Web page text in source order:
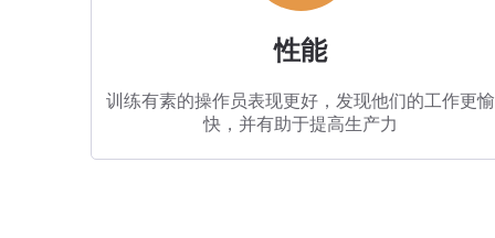
性能​​​​​​​​
训练有素的操作员表现更好，发现他们的工作更愉
快，并有助于提高生产力​​​​​​​​